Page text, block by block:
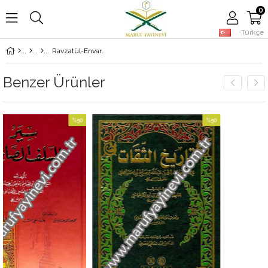
Türkçe
0
Ravzatül-Envar Fi Siretin-Nebiyyil-Muhtar - حياة محمد أو روضة الأنوار
Benzer Ürünler
İndirim
%50İndirim
%50
İndirim
%50İndirim